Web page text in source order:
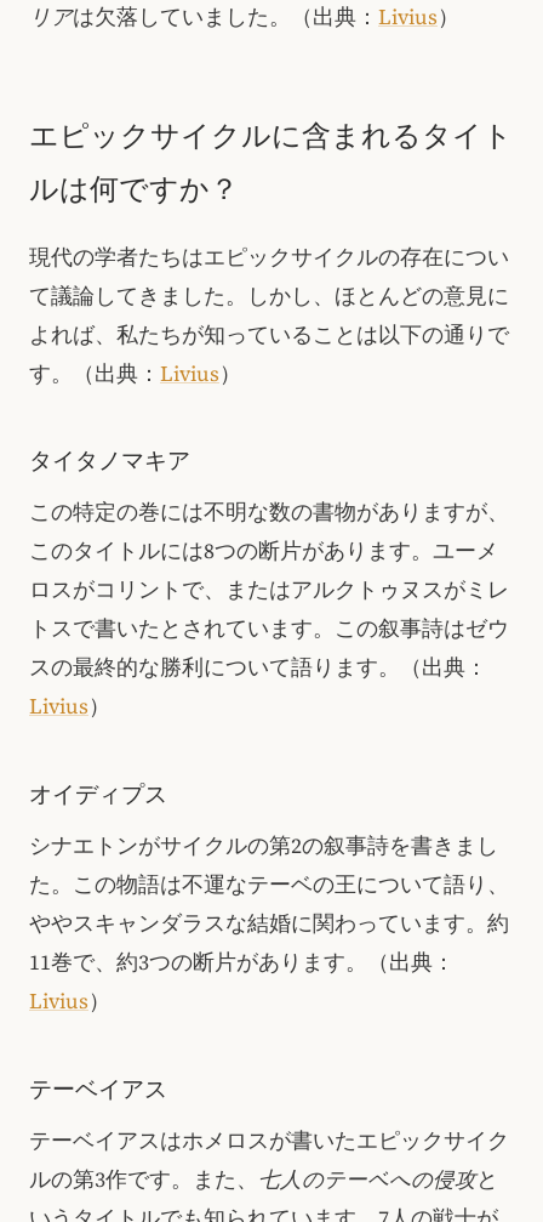
リアは欠落していました。 （出典： Livius）
エピックサイクルに含まれるタイト
ルは何ですか？
現代の学者たちはエピックサイクルの存在につい
て議論してきました。しかし、ほとんどの意見に
よれば、私たちが知っていることは以下の通りで
す。
（出典： Livius）
タイタノマキア
この特定の巻には不明な数の書物がありますが、
このタイトルには8つの断片があります。ユーメ
ロスがコリントで、またはアルクトゥヌスがミレ
トスで書いたとされています。この叙事詩はゼウ
スの最終的な勝利について語ります。
（出典：
Livius）
オイディプス
シナエトンがサイクルの第2の叙事詩を書きまし
た。この物語は不運なテーベの王について語り、
ややスキャンダラスな結婚に関わっています。約
11巻で、約3つの断片があります。
（出典：
Livius）
テーベイアス
テーベイアスはホメロスが書いたエピックサイク
ルの第3作です。また、 七人のテーベへの侵攻と